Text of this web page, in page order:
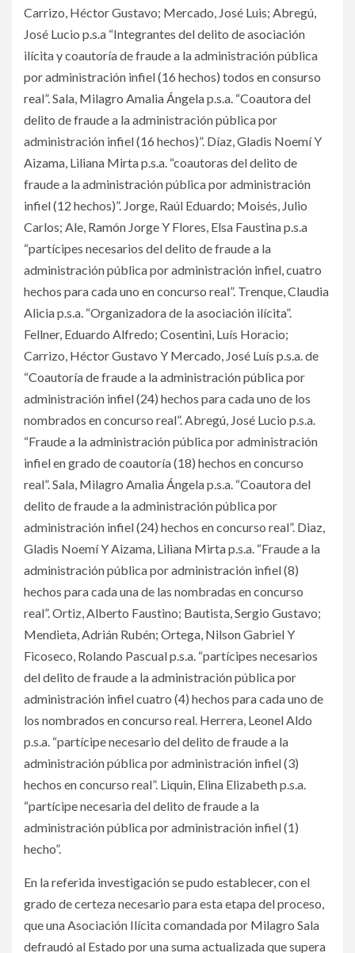
Carrizo, Héctor Gustavo; Mercado, José Luis; Abregú,
José Lucio p.s.a “Integrantes del delito de asociación
ilícita y coautoría de fraude a la administración pública
por administración infiel (16 hechos) todos en consurso
real”. Sala, Milagro Amalia Ángela p.s.a. “Coautora del
delito de fraude a la administración pública por
administración infiel (16 hechos)”. Díaz, Gladis Noemí Y
Aizama, Liliana Mirta p.s.a. “coautoras del delito de
fraude a la administración pública por administración
infiel (12 hechos)”. Jorge, Raúl Eduardo; Moisés, Julio
Carlos; Ale, Ramón Jorge Y Flores, Elsa Faustina p.s.a
“partícipes necesarios del delito de fraude a la
administración pública por administración infiel, cuatro
hechos para cada uno en concurso real”. Trenque, Claudia
Alicia p.s.a. “Organizadora de la asociación ilícita”.
Fellner, Eduardo Alfredo; Cosentini, Luís Horacio;
Carrizo, Héctor Gustavo Y Mercado, José Luís p.s.a. de
“Coautoría de fraude a la administración pública por
administración infiel (24) hechos para cada uno de los
nombrados en concurso real”. Abregú, José Lucio p.s.a.
“Fraude a la administración pública por administración
infiel en grado de coautoría (18) hechos en concurso
real”. Sala, Milagro Amalia Ángela p.s.a. “Coautora del
delito de fraude a la administración pública por
administración infiel (24) hechos en concurso real”. Diaz,
Gladis Noemí Y Aizama, Liliana Mirta p.s.a. “Fraude a la
administración pública por administración infiel (8)
hechos para cada una de las nombradas en concurso
real”. Ortiz, Alberto Faustino; Bautista, Sergio Gustavo;
Mendieta, Adrián Rubén; Ortega, Nilson Gabriel Y
Ficoseco, Rolando Pascual p.s.a. “partícipes necesarios
del delito de fraude a la administración pública por
administración infiel cuatro (4) hechos para cada uno de
los nombrados en concurso real. Herrera, Leonel Aldo
p.s.a. “partícipe necesario del delito de fraude a la
administración pública por administración infiel (3)
hechos en concurso real”. Liquin, Elina Elizabeth p.s.a.
“partícipe necesaria del delito de fraude a la
administración pública por administración infiel (1)
hecho”.
En la referida investigación se pudo establecer, con el
grado de certeza necesario para esta etapa del proceso,
que una Asociación Ilícita comandada por Milagro Sala
defraudó al Estado por una suma actualizada que supera